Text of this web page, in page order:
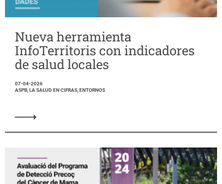
Nueva herramienta
InfoTerritoris con indicadores
de salud locales
07-04-2026
ASPB, LA SALUD EN CIFRAS, ENTORNOS